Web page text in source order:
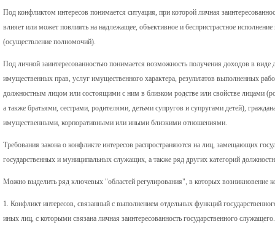
Под конфликтом интересов понимается ситуация, при которой личная
влияет или может повлиять на надлежащее, объективное и беспристрастное
(осуществление полномочий).
Под личной заинтересованностью понимается возможность получения доходов в виде
имущественных прав, услуг имущественного характера, результатов выполненных
должностным лицом или состоящими с ним в близком родстве или свойстве лицами
а также братьями, сестрами, родителями, детьми супругов и супругами детей),
имущественными, корпоративными или иными близкими отношениями.
Требования закона о конфликте интересов распространяются на лиц, замещающих
государственных и муниципальных служащих, а также ряд других категорий
Можно выделить ряд ключевых "областей регулирования", в которых возникновение
1. Конфликт интересов, связанный с выполнением отдельных функций
иных лиц, с которыми связана личная заинтересованность государственного служащего.